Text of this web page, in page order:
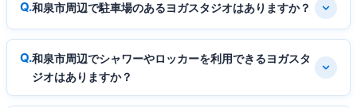
和泉市周辺で駐車場のあるヨガスタジオはありますか？
和泉市周辺でシャワーやロッカーを利用できるヨガスタ
ジオはありますか？